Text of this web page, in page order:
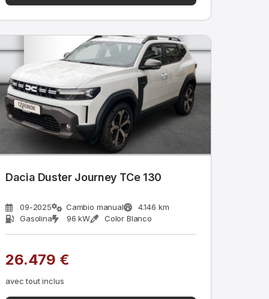
Dacia Duster Journey TCe 130
09-2025 Cambio manual
4.146 km
Gasolina
96 kW Color Blanco
26.479 €
avec tout inclus